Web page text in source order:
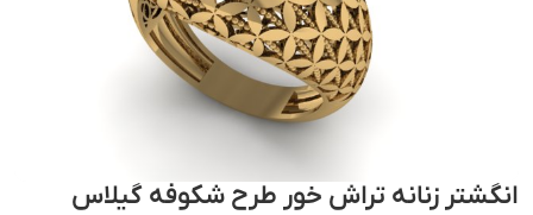
انگشتر زنانه تراش خور طرح شکوفه گیلاس